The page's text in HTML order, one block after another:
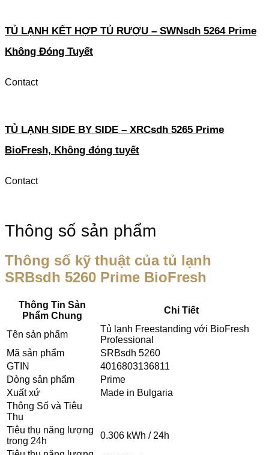
TỦ LẠNH KẾT HỢP TỦ RƯỢU – SWNsdh 5264 Prime
Không Đóng Tuyết
Contact
TỦ LẠNH SIDE BY SIDE – XRCsdh 5265 Prime
BioFresh, Không đóng tuyết
Contact
Thông số sản phẩm
Thông số kỹ thuật của tủ lạnh
SRBsdh 5260 Prime BioFresh
Thông Tin Sản
Phẩm Chung
Chi Tiết
Tên sản phẩm
Tủ lạnh Freestanding với BioFresh
Professional
Mã sản phẩm
SRBsdh 5260
GTIN
4016803136811
Dòng sản phẩm
Prime
Xuất xứ
Made in Bulgaria
Thông Số và Tiêu
Thụ
Tiêu thụ năng lượng
trong 24h
0.306 kWh / 24h